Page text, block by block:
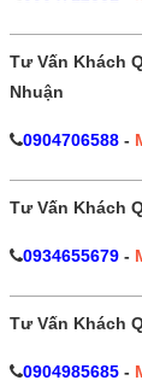
Tư Vấn Khách
Nhuận
0904706588-
Tư Vấn Khách
0934655679-
Tư Vấn Khách
0904985685-